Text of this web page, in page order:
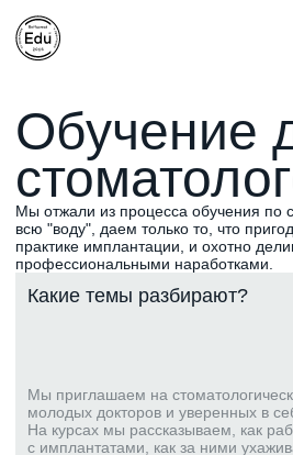
стоматологов
Мы отжали из процесса обучения по стоматологии
всю "воду", даем только то, что пригодится в вашей
практике имплантации, и охотно делимся своими
профессиональными наработками.
Какие темы разбирают?
молодых докторов и уверенных в себе специалистов.
На курсах мы рассказываем, как работать